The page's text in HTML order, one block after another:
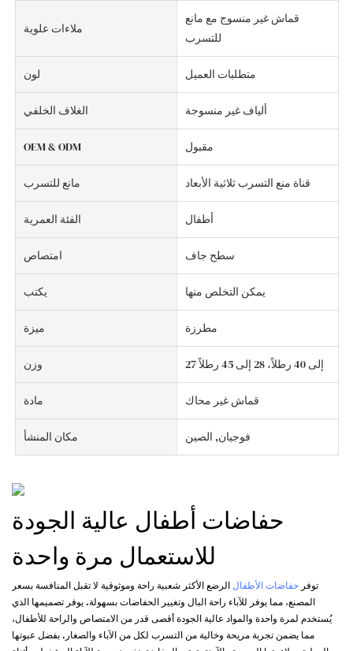
ملاءات علوية
قماش غير منسوج مع مانع
للتسرب
لون متطلبات العميل
الغلاف الخلفي ألياف غير منسوجة
OEM & ODM مقبول
مانع للتسرب قناة منع التسرب ثلاثية الأبعاد
الفئة العمرية أطفال
امتصاص سطح جاف
يكتب يمكن التخلص منها
ميزة مطرزة
وزن 27 إلى 40 رطلاً، 28 إلى 45 رطلاً
مادة قماش غير محاك
مكان المنشأ فوجيان, الصين
حفاضات أطفال عالية الجودة
توفر حفاضات الأطفال الرضع الأكثر شعبية راحة وموثوقية لا تقبل المنافسة بسعر
المصنع، مما يوفر للآباء راحة البال وتغيير الحفاضات بسهولة. يوفر تصميمها الذي
يُستخدم لمرة واحدة والمواد عالية الجودة أقصى قدر من الامتصاص والراحة للأطفال،
مما يضمن تجربة مريحة وخالية من التسرب لكل من الآباء والصغار. بفضل عبوتها